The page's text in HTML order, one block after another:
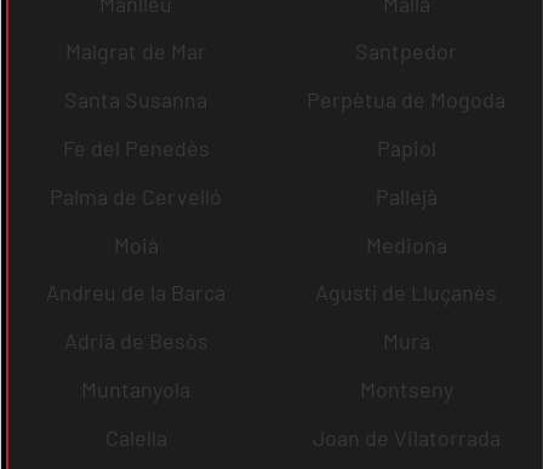
Malgrat de Mar
Santpedor
Santa Susanna
Perpètua de Mogoda
Fe del Penedès
Papiol
Palma de Cervelló
Pallejà
Moià
Mediona
Andreu de la Barca
Agustí de Lluçanès
Adrià de Besòs
Mura
Muntanyola
Montseny
Calella
Joan de Vilatorrada